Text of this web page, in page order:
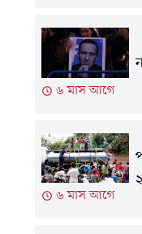
৬ মাস আগে
৬ মাস আগে